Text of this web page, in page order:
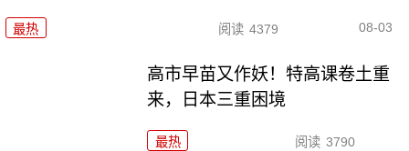
最热 阅读 4379 08-03
高市早苗又作妖！特高课卷土重
来，日本三重困境
最热 阅读 3790